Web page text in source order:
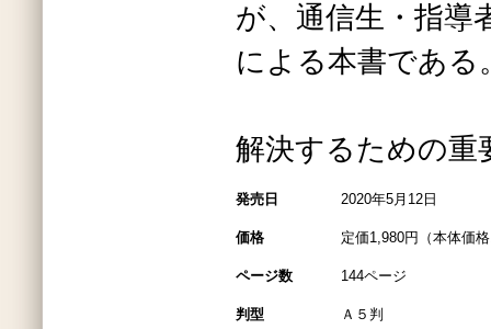
が、通信生・指導
による本書である
解決するための
発売日 2020年5月12日
価格 定価1,980円（本体価
ページ数 144ページ
判型 Ａ５判